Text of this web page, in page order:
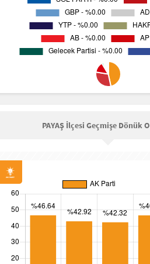
PAYAŞ İlçesi Geçmişe Dönük